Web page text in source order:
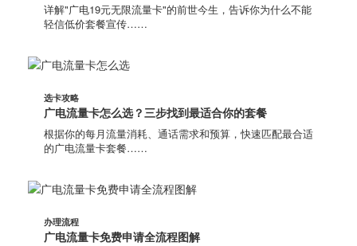
详解"广电19元无限流量卡"的前世今生，告诉你为什么不能
轻信低价套餐宣传……
选卡攻略
广电流量卡怎么选？三步找到最适合你的套餐
根据你的每月流量消耗、通话需求和预算，快速匹配最合适
的广电流量卡套餐……
办理流程
广电流量卡免费申请全流程图解